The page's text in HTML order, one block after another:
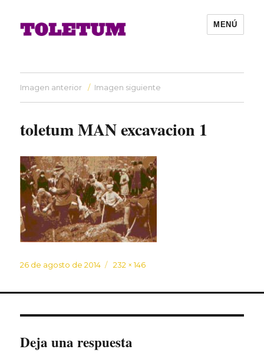
MENÚ
Imagen anterior Imagen siguiente
toletum MAN excavacion 1
Publicado
26 de agosto de 2014
Tamaño
232 × 146
Deja una respuesta